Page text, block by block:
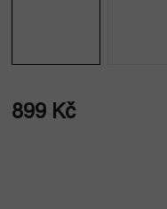
899 Kč